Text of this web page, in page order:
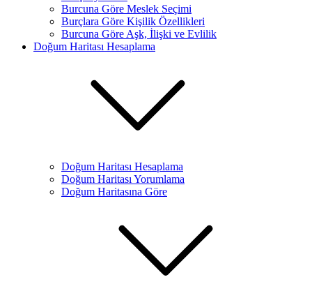
Burcuna Göre Meslek Seçimi
Burçlara Göre Kişilik Özellikleri
Burcuna Göre Aşk, İlişki ve Evlilik
Doğum Haritası Hesaplama
Doğum Haritası Hesaplama
Doğum Haritası Yorumlama
Doğum Haritasına Göre